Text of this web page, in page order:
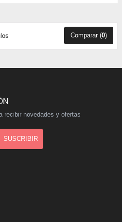
Comparar (0)
recibir novedades y ofertas